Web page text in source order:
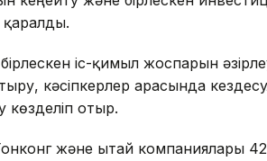
қаралды.
іс-қимыл жоспарын
кәсіпкерлер арасында
отыр.
және Қытай компаниялары 42